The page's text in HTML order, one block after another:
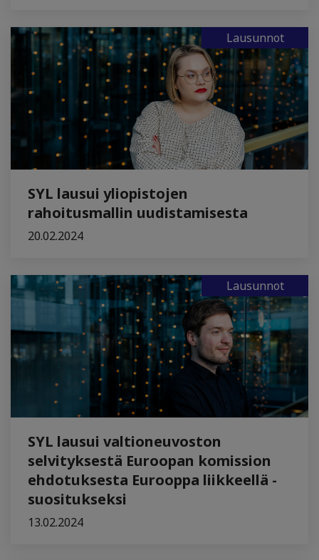
Lausunnot
SYL lausui yliopistojen
rahoitusmallin uudistamisesta
20.02.2024
Lausunnot
SYL lausui valtioneuvoston
selvityksestä Euroopan komission
ehdotuksesta Eurooppa liikkeellä -
suositukseksi
13.02.2024